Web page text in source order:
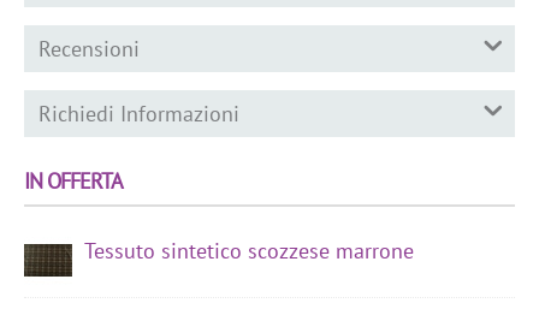
Recensioni
Richiedi Informazioni
IN OFFERTA
Tessuto sintetico scozzese marrone